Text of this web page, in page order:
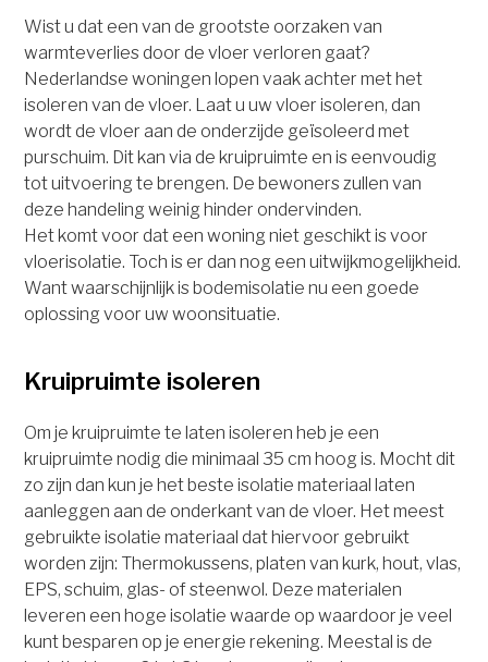
Wist u dat een van de grootste oorzaken van
warmteverlies door de vloer verloren gaat?
Nederlandse woningen lopen vaak achter met het
isoleren van de vloer. Laat u uw vloer isoleren, dan
wordt de vloer aan de onderzijde geïsoleerd met
purschuim. Dit kan via de kruipruimte en is eenvoudig
tot uitvoering te brengen. De bewoners zullen van
deze handeling weinig hinder ondervinden.
Het komt voor dat een woning niet geschikt is voor
vloerisolatie. Toch is er dan nog een uitwijkmogelijkheid.
Want waarschijnlijk is bodemisolatie nu een goede
oplossing voor uw woonsituatie.
Kruipruimte isoleren
Om je kruipruimte te laten isoleren heb je een
kruipruimte nodig die minimaal 35 cm hoog is. Mocht dit
zo zijn dan kun je het beste isolatie materiaal laten
aanleggen aan de onderkant van de vloer. Het meest
gebruikte isolatie materiaal dat hiervoor gebruikt
worden zijn: Thermokussens, platen van kurk, hout, vlas,
EPS, schuim, glas- of steenwol. Deze materialen
leveren een hoge isolatie waarde op waardoor je veel
kunt besparen op je energie rekening. Meestal is de